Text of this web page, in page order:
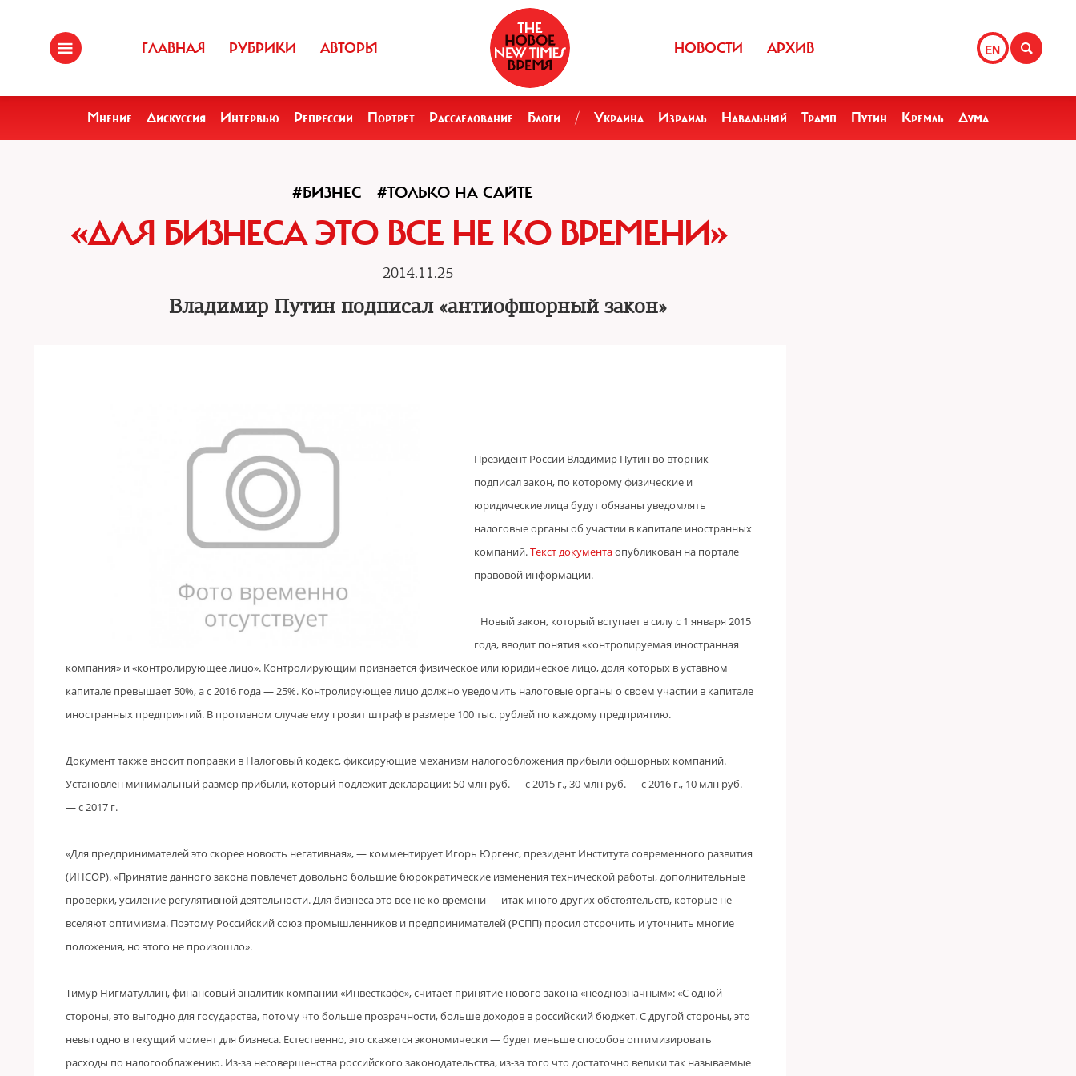
ГЛАВНАЯ РУБРИКИ АВТОРЫ EN
НОВОСТИ АРХИВ
Мнение Дискуссия Интервью Репрессии Портрет Расследование Блоги / Украина Израиль Навальный Трамп Путин Кремль Дума
#БИЗНЕС #ТОЛЬКО НА САЙТЕ
«ДЛЯ БИЗНЕСА ЭТО ВСЕ НЕ КО ВРЕМЕНИ»
2014.11.25
Владимир Путин подписал «антиофшорный закон»
Президент России Владимир Путин во вторник
подписал закон, по которому физические и
юридические лица будут обязаны уведомлять
налоговые органы об участии в капитале иностранных
компаний.Текст документаопубликован на портале
правовой информации.
Новый закон, который вступает в силу с 1 января 2015
года, вводит понятия «контролируемая иностранная
компания» и «контролирующее лицо». Контролирующим признается физическое или юридическое лицо, доля которых в уставном
капитале превышает 50%, а с 2016 года — 25%. Контролирующее лицо должно уведомить налоговые органы о своем участии в капитале
иностранных предприятий. В противном случае ему грозит штраф в размере 100 тыс. рублей по каждому предприятию.
Документ также вносит поправки в Налоговый кодекс, фиксирующие механизм налогообложения прибыли офшорных компаний.
Установлен минимальный размер прибыли, который подлежит декларации: 50 млн руб. — c 2015 г., 30 млн руб. — с 2016 г., 10 млн руб.
— с 2017 г.
«Для предпринимателей это скорее новость негативная», — комментирует Игорь Юргенс, президент Института современного развития
(ИНСОР). «Принятие данного закона повлечет довольно большие бюрократические изменения технической работы, дополнительные
проверки, усиление регулятивной деятельности. Для бизнеса это все не ко времени — итак много других обстоятельств, которые не
вселяют оптимизма. Поэтому Российский союз промышленников и предпринимателей (РСПП) просил отсрочить и уточнить многие
положения, но этого не произошло».
Тимур Нигматуллин, финансовый аналитик компании «Инвесткафе», считает принятие нового закона «неоднозначным»: «С одной
стороны, это выгодно для государства, потому что больше прозрачности, больше доходов в российский бюджет. C другой стороны, это
невыгодно в текущий момент для бизнеса. Естественно, это скажется экономически — будет меньше способов оптимизировать
расходы по налогооблажению. Из-за несовершенства российского законодательства, из-за того что достаточно велики так называемые